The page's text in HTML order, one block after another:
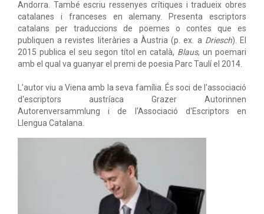
Andorra. També escriu ressenyes crítiques i tradueix obres
catalanes i franceses en alemany. Presenta escriptors
catalans per traduccions de poemes o contes que es
publiquen a revistes literàries a Àustria (p. ex. a Driesch). El
2015 publica el seu segon títol en català, Blaus, un poemari
amb el qual va guanyar el premi de poesia Parc Taulí el 2014.
L'autor viu a Viena amb la seva família. És soci de l'associació
d'escriptors austríaca Grazer Autorinnen
Autorenversammlung i de l'Associació d'Escriptors en
Llengua Catalana.